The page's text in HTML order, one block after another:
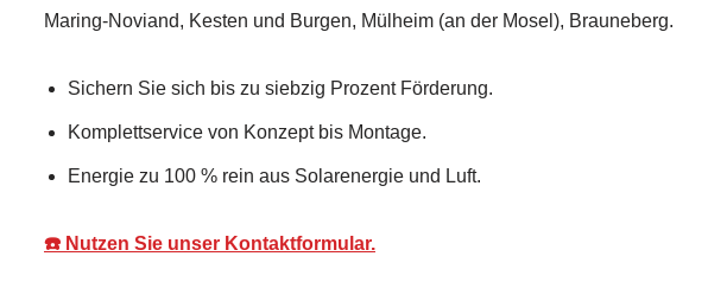
Maring-Noviand, Kesten und Burgen, Mülheim (an der Mosel), Brauneberg.
Sichern Sie sich bis zu siebzig Prozent Förderung.
Komplettservice von Konzept bis Montage.
Energie zu 100 % rein aus Solarenergie und Luft.
☎️ Nutzen Sie unser Kontaktformular.